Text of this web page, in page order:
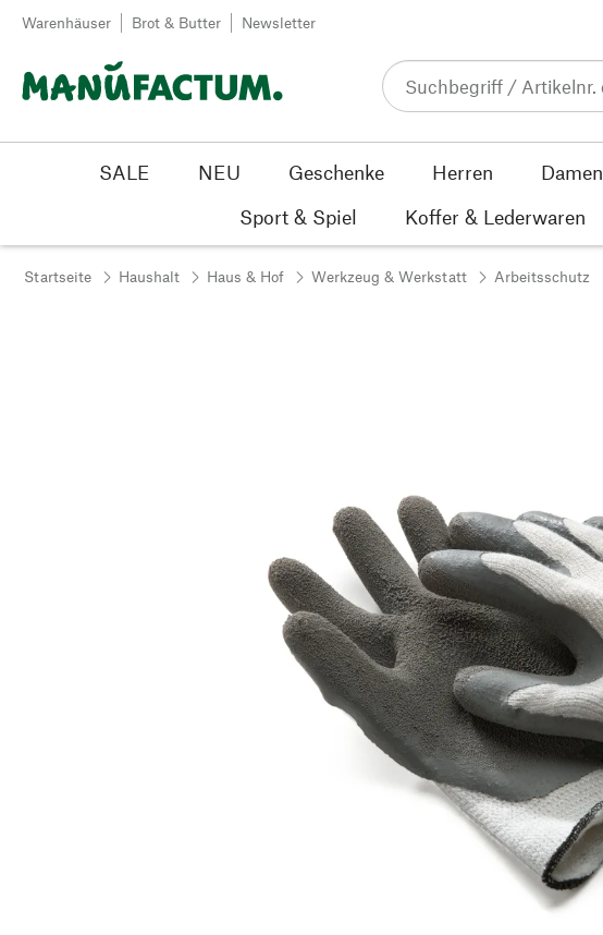
Zum Inhalt springen
Warenhäuser Brot & Butter Newsletter
SALE NEU Geschenke Herren Damen
Sport & Spiel
Koffer & Lederwaren
Startseite Haushalt Haus & Hof Werkzeug & Werkstatt Arbeitsschutz